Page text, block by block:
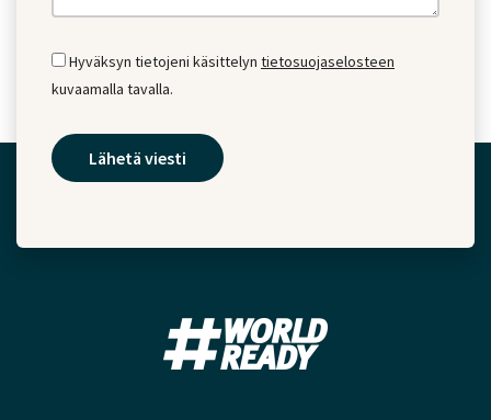
Hyväksyn tietojeni käsittelyn tietosuojaselosteen
kuvaamalla tavalla.